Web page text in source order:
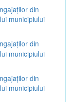
din
municipiului
din
municipiului
din
municipiului